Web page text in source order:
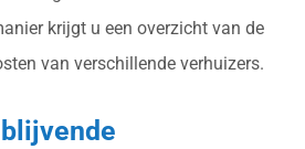
krijgt u een overzicht van de
van verschillende verhuizers.